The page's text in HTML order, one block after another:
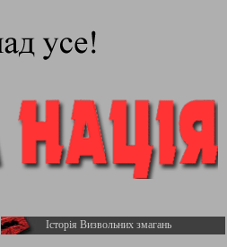
Історія Визвольних змагань